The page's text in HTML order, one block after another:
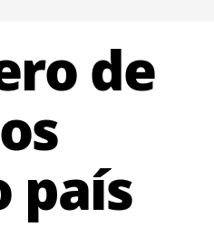
de
país